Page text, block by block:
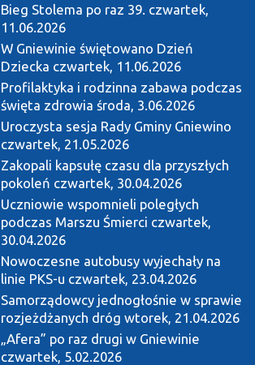
Bieg Stolema po raz 39. czwartek,
11.06.2026
W Gniewinie świętowano Dzień
Dziecka czwartek, 11.06.2026
Profilaktyka i rodzinna zabawa podczas
święta zdrowia środa, 3.06.2026
Uroczysta sesja Rady Gminy Gniewino
czwartek, 21.05.2026
Zakopali kapsułę czasu dla przyszłych
pokoleń czwartek, 30.04.2026
Uczniowie wspomnieli poległych
podczas Marszu Śmierci czwartek,
30.04.2026
Nowoczesne autobusy wyjechały na
linie PKS-u czwartek, 23.04.2026
Samorządowcy jednogłośnie w sprawie
rozjeżdżanych dróg wtorek, 21.04.2026
„Afera” po raz drugi w Gniewinie
czwartek, 5.02.2026